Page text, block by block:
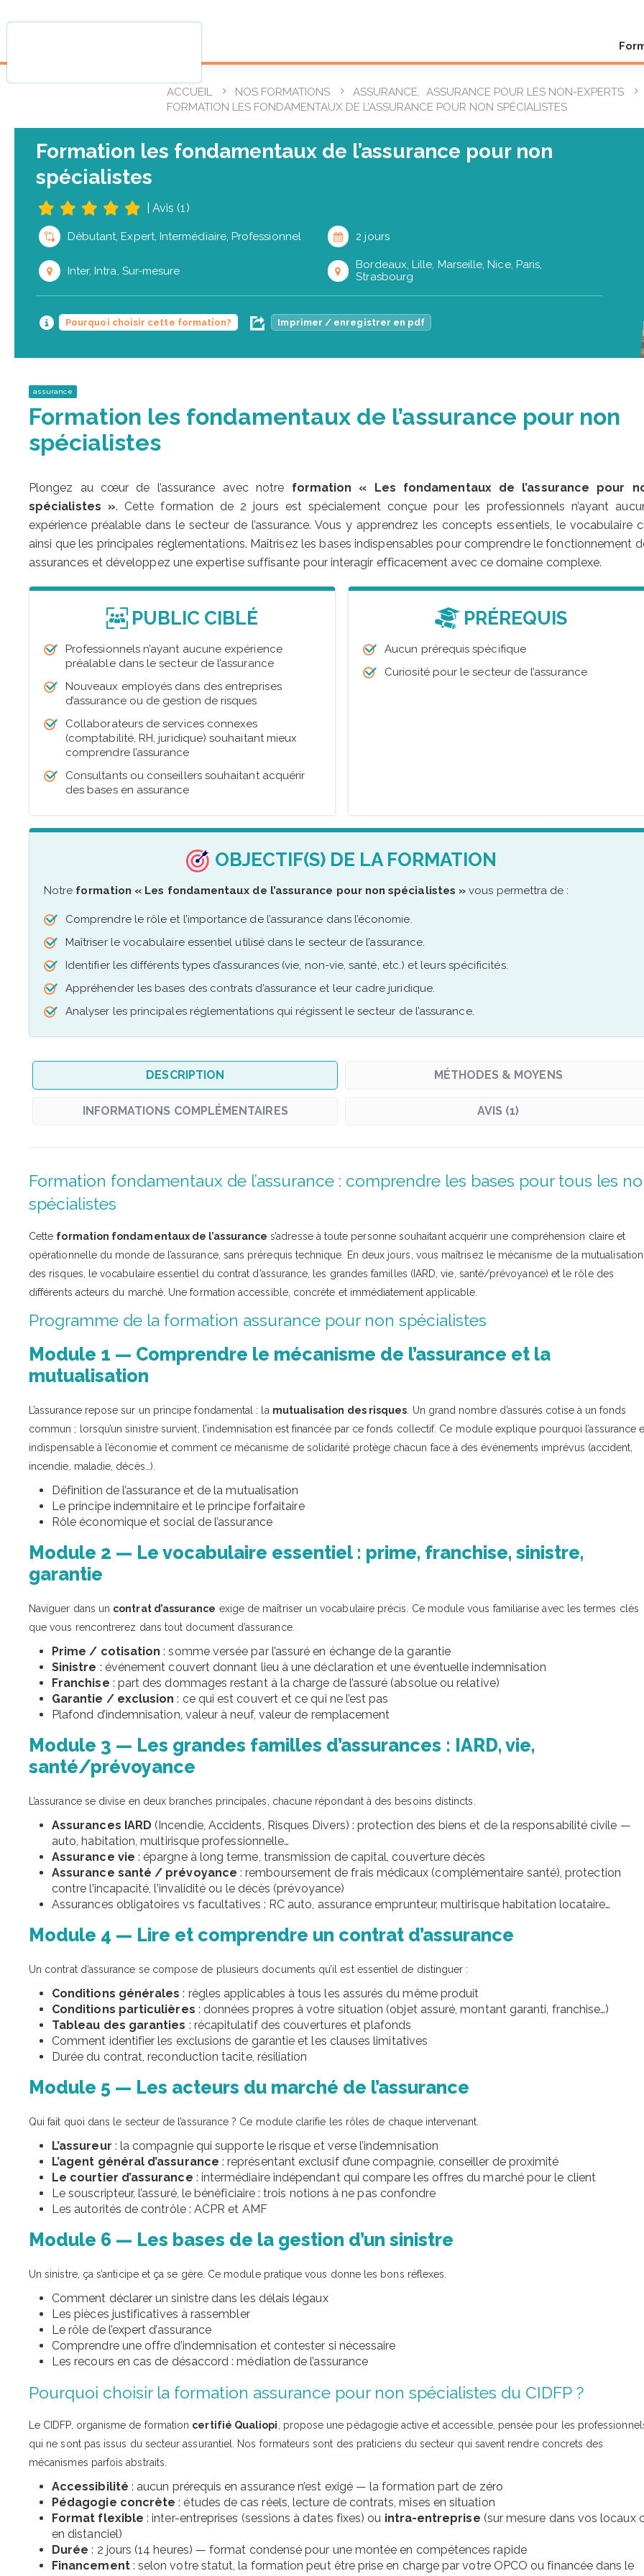
ACCUEIL NOS FORMATIONS ASSURANCE, ASSURANCE POUR LES NON-EXPERTS
FORMATION LES FONDAMENTAUX DE L’ASSURANCE POUR NON SPÉCIALISTES
Formation les fondamentaux de l’assurance pour non
spécialistes
Avis (1)
Débutant, Expert, Intermédiaire, Professionnel 2 jours
Inter, Intra, Sur-mesure
Bordeaux, Lille, Marseille, Nice, Paris,
Strasbourg
Pourquoi choisir cette formation? Imprimer / enregistrer en pdf
assurance
Formation les fondamentaux de l’assurance pour non
spécialistes
Plongez au cœur de l’assurance avec notre formation « Les fondamentaux de l’assurance pour
spécialistes ». Cette formation de 2 jours est spécialement conçue pour les professionnels n’ayant
expérience préalable dans le secteur de l’assurance. Vous y apprendrez les concepts essentiels, le vocabulaire
ainsi que les principales réglementations. Maîtrisez les bases indispensables pour comprendre le fonctionnement
assurances et développez une expertise suffisante pour interagir efficacement avec ce domaine complexe.
PUBLIC CIBLÉ
Professionnels n’ayant aucune expérience
préalable dans le secteur de l’assurance
Nouveaux employés dans des entreprises
d’assurance ou de gestion de risques
Collaborateurs de services connexes
(comptabilité, RH, juridique) souhaitant mieux
comprendre l’assurance
Consultants ou conseillers souhaitant acquérir
des bases en assurance
PRÉREQUIS
Aucun prérequis spécifique
Curiosité pour le secteur de l’assurance
OBJECTIF(S) DE LA FORMATION
Notre formation « Les fondamentaux de l’assurance pour non spécialistes » vous permettra de :
Comprendre le rôle et l’importance de l’assurance dans l’économie.
Maîtriser le vocabulaire essentiel utilisé dans le secteur de l’assurance.
Identifier les différents types d’assurances (vie, non-vie, santé, etc.) et leurs spécificités.
Appréhender les bases des contrats d’assurance et leur cadre juridique.
Analyser les principales réglementations qui régissent le secteur de l’assurance.
DESCRIPTION MÉTHODES & MOYENS
INFORMATIONS COMPLÉMENTAIRES AVIS (1)
Formation fondamentaux de l’assurance : comprendre les bases pour tous les
spécialistes
Cette formation fondamentaux de l’assurance s’adresse à toute personne souhaitant acquérir une compréhension claire et
opérationnelle du monde de l’assurance, sans prérequis technique. En deux jours, vous maîtrisez le mécanisme de la mutualisation
des risques, le vocabulaire essentiel du contrat d’assurance, les grandes familles (IARD, vie, santé/prévoyance) et le rôle des
différents acteurs du marché. Une formation accessible, concrète et immédiatement applicable.
Programme de la formation assurance pour non spécialistes
Module 1 — Comprendre le mécanisme de l’assurance et la
mutualisation
L’assurance repose sur un principe fondamental : la mutualisation des risques . Un grand nombre d’assurés cotise à un fonds
commun ; lorsqu’un sinistre survient, l’indemnisation est financée par ce fonds collectif. Ce module explique pourquoi l’assurance
indispensable à l’économie et comment ce mécanisme de solidarité protège chacun face à des événements imprévus (accident,
incendie, maladie, décès…).
Définition de l’assurance et de la mutualisation
Le principe indemnitaire et le principe forfaitaire
Rôle économique et social de l’assurance
Module 2 — Le vocabulaire essentiel : prime, franchise, sinistre,
garantie
Naviguer dans un contrat d’assurance exige de maîtriser un vocabulaire précis. Ce module vous familiarise avec les termes clés
que vous rencontrerez dans tout document d’assurance.
Prime / cotisation : somme versée par l’assuré en échange de la garantie
Sinistre : événement couvert donnant lieu à une déclaration et une éventuelle indemnisation
Franchise : part des dommages restant à la charge de l’assuré (absolue ou relative)
Garantie / exclusion : ce qui est couvert et ce qui ne l’est pas
Plafond d’indemnisation, valeur à neuf, valeur de remplacement
Module 3 — Les grandes familles d’assurances : IARD, vie,
santé/prévoyance
L’assurance se divise en deux branches principales, chacune répondant à des besoins distincts.
Assurances IARD (Incendie, Accidents, Risques Divers) : protection des biens et de la responsabilité civile —
auto, habitation, multirisque professionnelle…
Assurance vie : épargne à long terme, transmission de capital, couverture décès
Assurance santé / prévoyance : remboursement de frais médicaux (complémentaire santé), protection
contre l’incapacité, l’invalidité ou le décès (prévoyance)
Assurances obligatoires vs facultatives : RC auto, assurance emprunteur, multirisque habitation locataire…
Module 4 — Lire et comprendre un contrat d’assurance
Un contrat d’assurance se compose de plusieurs documents qu’il est essentiel de distinguer :
Conditions générales : règles applicables à tous les assurés du même produit
Conditions particulières : données propres à votre situation (objet assuré, montant garanti, franchise…)
Tableau des garanties : récapitulatif des couvertures et plafonds
Comment identifier les exclusions de garantie et les clauses limitatives
Durée du contrat, reconduction tacite, résiliation
Module 5 — Les acteurs du marché de l’assurance
Qui fait quoi dans le secteur de l’assurance ? Ce module clarifie les rôles de chaque intervenant.
L’assureur : la compagnie qui supporte le risque et verse l’indemnisation
L’agent général d’assurance : représentant exclusif d’une compagnie, conseiller de proximité
Le courtier d’assurance : intermédiaire indépendant qui compare les offres du marché pour le client
Le souscripteur, l’assuré, le bénéficiaire : trois notions à ne pas confondre
Les autorités de contrôle : ACPR et AMF
Module 6 — Les bases de la gestion d’un sinistre
Un sinistre, ça s’anticipe et ça se gère. Ce module pratique vous donne les bons réflexes.
Comment déclarer un sinistre dans les délais légaux
Les pièces justificatives à rassembler
Le rôle de l’expert d’assurance
Comprendre une offre d’indemnisation et contester si nécessaire
Les recours en cas de désaccord : médiation de l’assurance
Pourquoi choisir la formation assurance pour non spécialistes du CIDFP ?
Le CIDFP, organisme de formation certifié Qualiopi , propose une pédagogie active et accessible, pensée pour les
qui ne sont pas issus du secteur assurantiel. Nos formateurs sont des praticiens du secteur qui savent rendre concrets des
mécanismes parfois abstraits.
Accessibilité : aucun prérequis en assurance n’est exigé — la formation part de zéro
Pédagogie concrète : études de cas réels, lecture de contrats, mises en situation
Format flexible : inter-entreprises (sessions à dates fixes) ou intra-entreprise (sur mesure dans vos locaux
en distanciel)
Durée : 2 jours (14 heures) — format condensé pour une montée en compétences rapide
Financement: selon votre statut, la formation peut être prise en charge par votre OPCO ou financée dans le